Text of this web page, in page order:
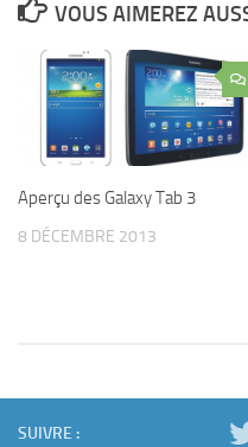
VOUS AIMEREZ
Aperçu des Galaxy Tab 3
8 DÉCEMBRE 2013
SUIVRE :